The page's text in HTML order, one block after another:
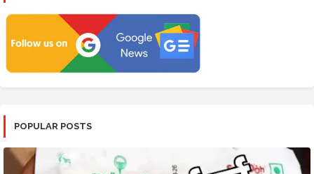
POPULAR POSTS